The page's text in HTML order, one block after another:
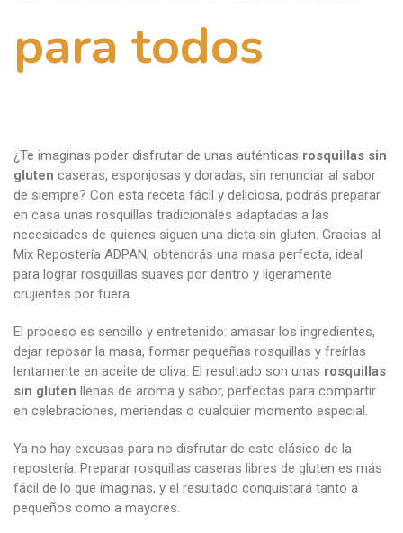
para todos
¿Te imaginas poder disfrutar de unas auténticas rosquillas sin
gluten caseras, esponjosas y doradas, sin renunciar al sabor
de siempre? Con esta receta fácil y deliciosa, podrás preparar
en casa unas rosquillas tradicionales adaptadas a las
necesidades de quienes siguen una dieta sin gluten. Gracias al
Mix Repostería ADPAN, obtendrás una masa perfecta, ideal
para lograr rosquillas suaves por dentro y ligeramente
crujientes por fuera.
El proceso es sencillo y entretenido: amasar los ingredientes,
dejar reposar la masa, formar pequeñas rosquillas y freírlas
lentamente en aceite de oliva. El resultado son unas rosquillas
sin gluten llenas de aroma y sabor, perfectas para compartir
en celebraciones, meriendas o cualquier momento especial.
Ya no hay excusas para no disfrutar de este clásico de la
repostería. Preparar rosquillas caseras libres de gluten es más
fácil de lo que imaginas, y el resultado conquistará tanto a
pequeños como a mayores.